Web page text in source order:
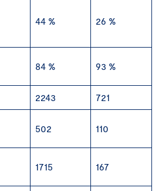
44 % 26 %
84 % 93 %
2243 721
502 110
1715 167